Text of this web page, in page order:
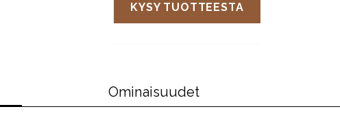
KYSY TUOTTEESTA
Ominaisuudet